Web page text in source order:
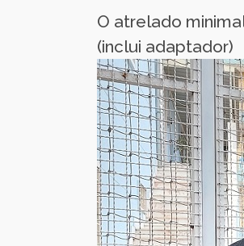
O atrelado
(inclui adaptador)